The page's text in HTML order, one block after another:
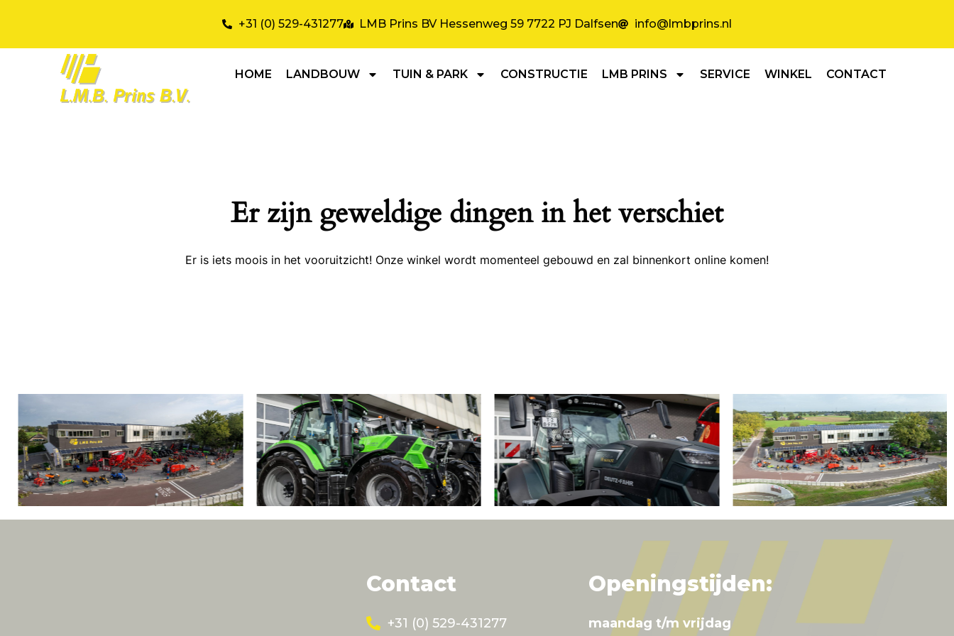
+31 (0) 529-431277 LMB Prins BV Hessenweg 59 7722 PJ Dalfsen info@lmbprins.nl
HOME LANDBOUW TUIN & PARK CONSTRUCTIE LMB PRINS SERVICE WINKEL CONTACT
Er zijn geweldige dingen in het verschiet
Er is iets moois in het vooruitzicht! Onze winkel wordt momenteel gebouwd en zal binnenkort online komen!
Contact
+31 (0) 529-431277
Openingstijden:
maandag t/m vrijdag